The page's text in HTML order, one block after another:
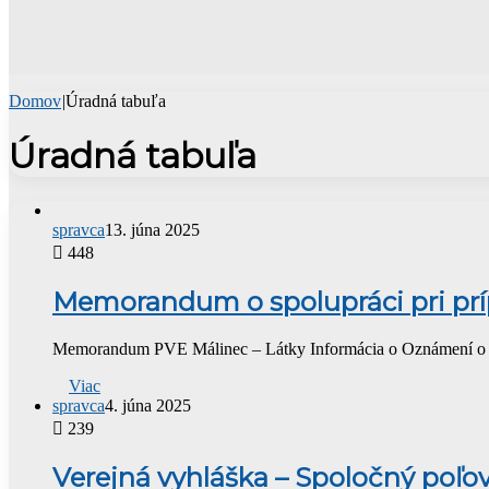
Domov|Úradná tabuľa
Úradná tabuľa
spravca13. júna 2025
448
Memorandum o spolupráci pri
Memorandum PVE Málinec – Látky Informácia o Oznámení
Viac
spravca4. júna 2025
239
Verejná vyhláška – Spoločný